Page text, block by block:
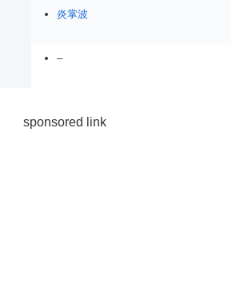
炎掌波
–
sponsored link